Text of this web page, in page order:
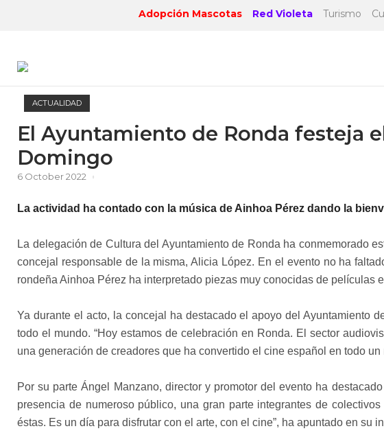
Adopción Mascotas Red Violeta Turismo
ACTUALIDAD
El Ayuntamiento de Ronda festeja
Domingo
6 October 2022
La actividad ha contado con la música de Ainhoa Pérez dando la
La delegación de Cultura del Ayuntamiento de Ronda ha conmemorado
concejal responsable de la misma, Alicia López. En el evento no ha
rondeña Ainhoa Pérez ha interpretado piezas muy conocidas de películas
Ya durante el acto, la concejal ha destacado el apoyo del Ayuntamiento
todo el mundo. “Hoy estamos de celebración en Ronda. El sector
una generación de creadores que ha convertido el cine español en todo
Por su parte Ángel Manzano, director y promotor del evento ha
presencia de numeroso público, una gran parte integrantes de
éstas. Es un día para disfrutar con el arte, con el cine”, ha apuntado en su